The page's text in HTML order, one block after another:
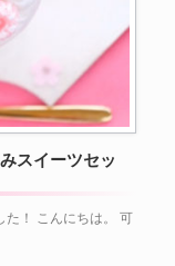
スイーツセッ
！ こんにちは。 可